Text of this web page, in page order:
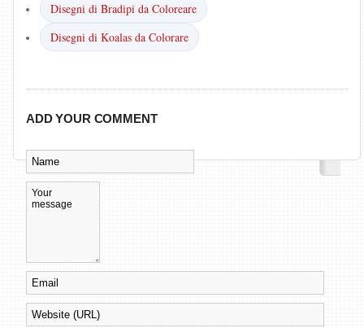
Disegni di Bradipi da Coloreare
Disegni di Koalas da Colorare
ADD YOUR COMMENT